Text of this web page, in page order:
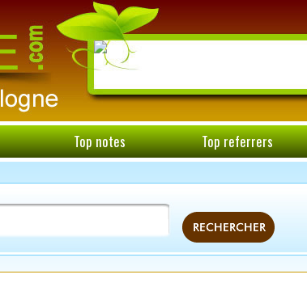
Top notes Top referrers